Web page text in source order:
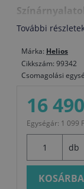
További
Márka: Helios
Cikkszám: 99342
Csomagolási
16
Egységár: 1 099
db
KOSÁRBA